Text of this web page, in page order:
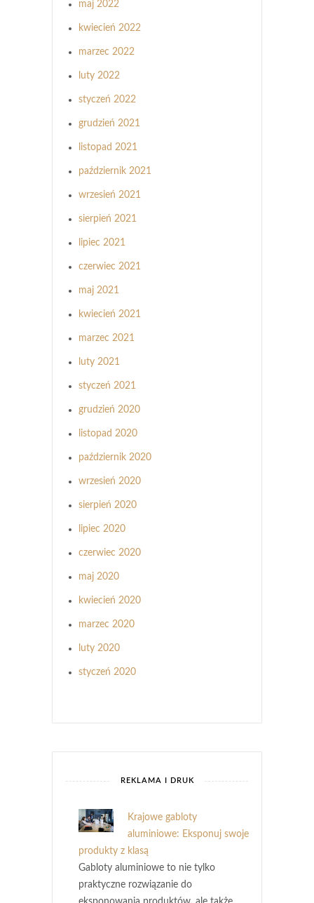
maj 2022
kwiecień 2022
marzec 2022
luty 2022
styczeń 2022
grudzień 2021
listopad 2021
październik 2021
wrzesień 2021
sierpień 2021
lipiec 2021
czerwiec 2021
maj 2021
kwiecień 2021
marzec 2021
luty 2021
styczeń 2021
grudzień 2020
listopad 2020
październik 2020
wrzesień 2020
sierpień 2020
lipiec 2020
czerwiec 2020
maj 2020
kwiecień 2020
marzec 2020
luty 2020
styczeń 2020
REKLAMA I DRUK
Krajowe gabloty
aluminiowe: Eksponuj swoje
produkty z klasą
Gabloty aluminiowe to nie tylko
praktyczne rozwiązanie do